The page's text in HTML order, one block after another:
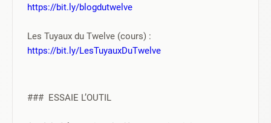
https://bit.ly/blogdutwelve
https://bit.ly/LesTuyauxDuTwelve
###  ESSAIE L’OUTIL